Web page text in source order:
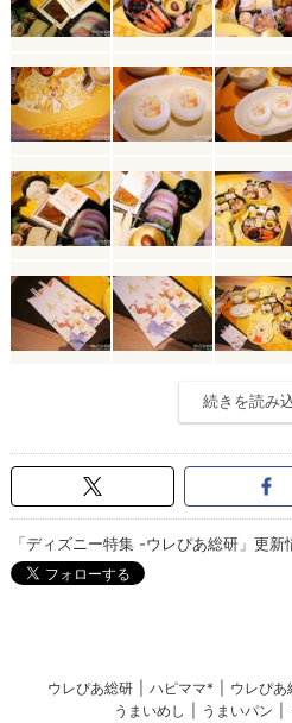
続きを読み
「ディズニー特集 -ウレぴあ総研」更
ウレぴあ総研 ハピママ* ウレぴあ
うまいめし
うまいパン